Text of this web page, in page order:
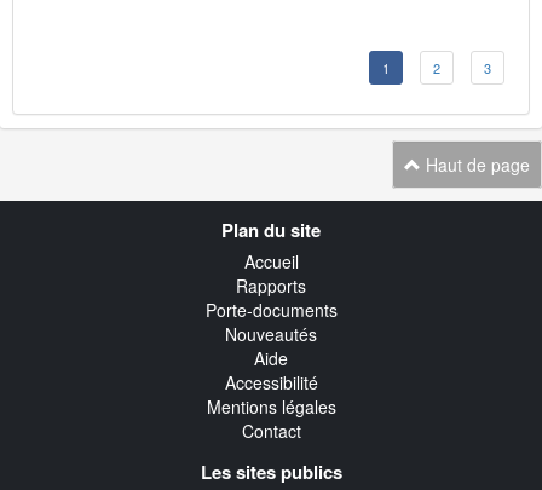
1 2 3
Haut de page
Plan du site
Accueil
Rapports
Porte-documents
Nouveautés
Aide
Accessibilité
Mentions légales
Contact
Les sites publics